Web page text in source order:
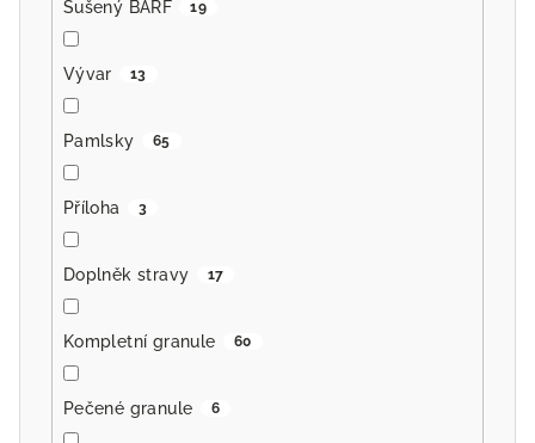
Sušený BARF 19
Vývar 13
Pamlsky 65
Příloha 3
Doplněk stravy 17
Kompletní granule 60
Pečené granule 6